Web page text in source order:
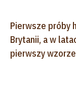
Pierwsze próby
Brytanii, a w
pierwszy